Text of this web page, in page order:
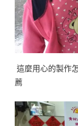
這麼用心的製作
薦